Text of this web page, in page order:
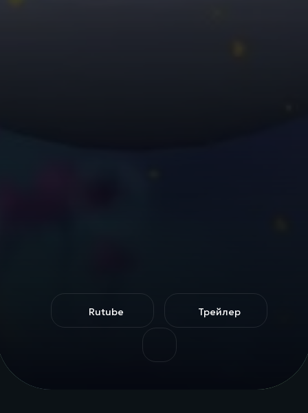
Rutube Трейлер